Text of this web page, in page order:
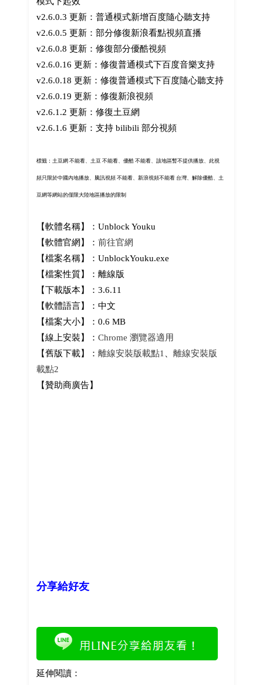
v2.6.0.3 更新：普通模式新增百度隨心聽支持
v2.6.0.5 更新：部分修復新浪看點視頻直播
v2.6.0.8 更新：修復部分優酷視頻
v2.6.0.16 更新：修復普通模式下百度音樂支持
v2.6.0.18 更新：修復普通模式下百度隨心聽支持
v2.6.0.19 更新：修復新浪視頻
v2.6.1.2 更新：修復土豆網
v2.6.1.6 更新：支持 bilibili 部分視頻
標籤：土豆網 不能看、土豆 不能看、優酷 不能看、該地區暫不提供播放、此視
頻只限於中國內地播放、騰訊視頻 不能看、新浪視頻不能看 台灣、解除優酷、土
豆網等網站的僅限大陸地區播放的限制
【軟體名稱】：Unblock Youku
【軟體官網】： 前往官網
【檔案名稱】：UnblockYouku.exe
【檔案性質】：離線版
【下載版本】：3.6.11
【軟體語言】：中文
【檔案大小】：0.6 MB
【線上安裝】： Chrome 瀏覽器適用
【舊版下載】： 離線安裝版載點1、 離線安裝版
載點2
【贊助商廣告】
分享給好友
延伸閱讀：